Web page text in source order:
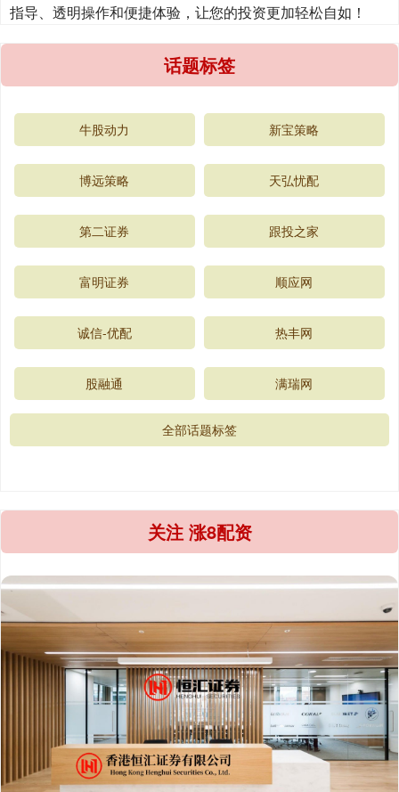
指导、透明操作和便捷体验，让您的投资更加轻松自如！
话题标签
牛股动力 新宝策略
博远策略 天弘忧配
第二证券 跟投之家
富明证券 顺应网
诚信-优配 热丰网
股融通 满瑞网
全部话题标签
关注 涨8配资